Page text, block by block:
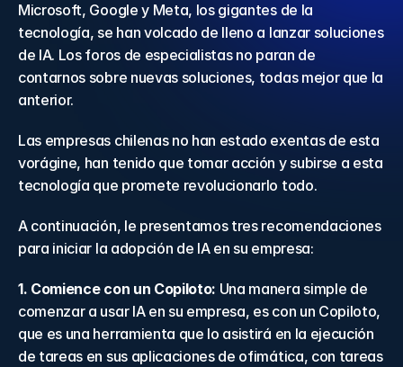
Microsoft, Google y Meta, los gigantes de la
tecnología, se han volcado de lleno a lanzar soluciones
de IA. Los foros de especialistas no paran de
contarnos sobre nuevas soluciones, todas mejor que la
anterior.
Las empresas chilenas no han estado exentas de esta
vorágine, han tenido que tomar acción y subirse a esta
tecnología que promete revolucionarlo todo.
A continuación, le presentamos tres recomendaciones
para iniciar la adopción de IA en su empresa:
1. Comience con un Copiloto: Una manera simple de
comenzar a usar IA en su empresa, es con un Copiloto,
que es una herramienta que lo asistirá en la ejecución
de tareas en sus aplicaciones de ofimática, con tareas